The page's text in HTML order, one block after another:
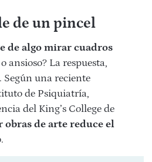
de un pincel
de algo mirar cuadros
o ansioso? La respuesta,
Según una reciente
de Psiquiatría,
del King’s College de
de arte reduce el